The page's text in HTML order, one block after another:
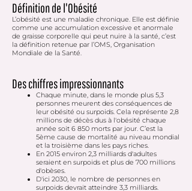
Définition de l'Obésité
L’obésité est une maladie chronique. Elle est définie
comme une accumulation excessive et anormale
de graisse corporelle qui peut nuire à la santé, c’est
la définition retenue par l’OMS, Organisation
Mondiale de la Santé.
Des chiffres impressionnants
Chaque minute, dans le monde plus 5,3
personnes meurent des conséquences de
leur obésité ou surpoids. Cela représente 2,8
millions de décès dus à l'obésité chaque
année soit 6 850 morts par jour. C’est la
5ème cause de mortalité au niveau mondial
et la troisième dans les pays riches.
En 2015 environ 2,3 milliards d'adultes
seraient en surpoids et plus de 700 millions
d'obèses.
D'ici 2030, le nombre de personnes en
surpoids devrait atteindre 3,3 milliards.